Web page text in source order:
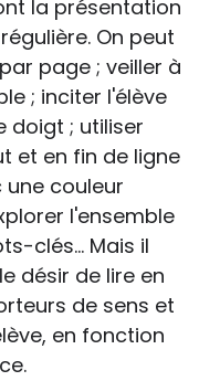
la présentation
On peut
page ; veiller à
; inciter l'élève
doigt ; utiliser
et en fin de ligne
une couleur
l'ensemble
clés... Mais il
désir de lire en
de sens et
en fonction